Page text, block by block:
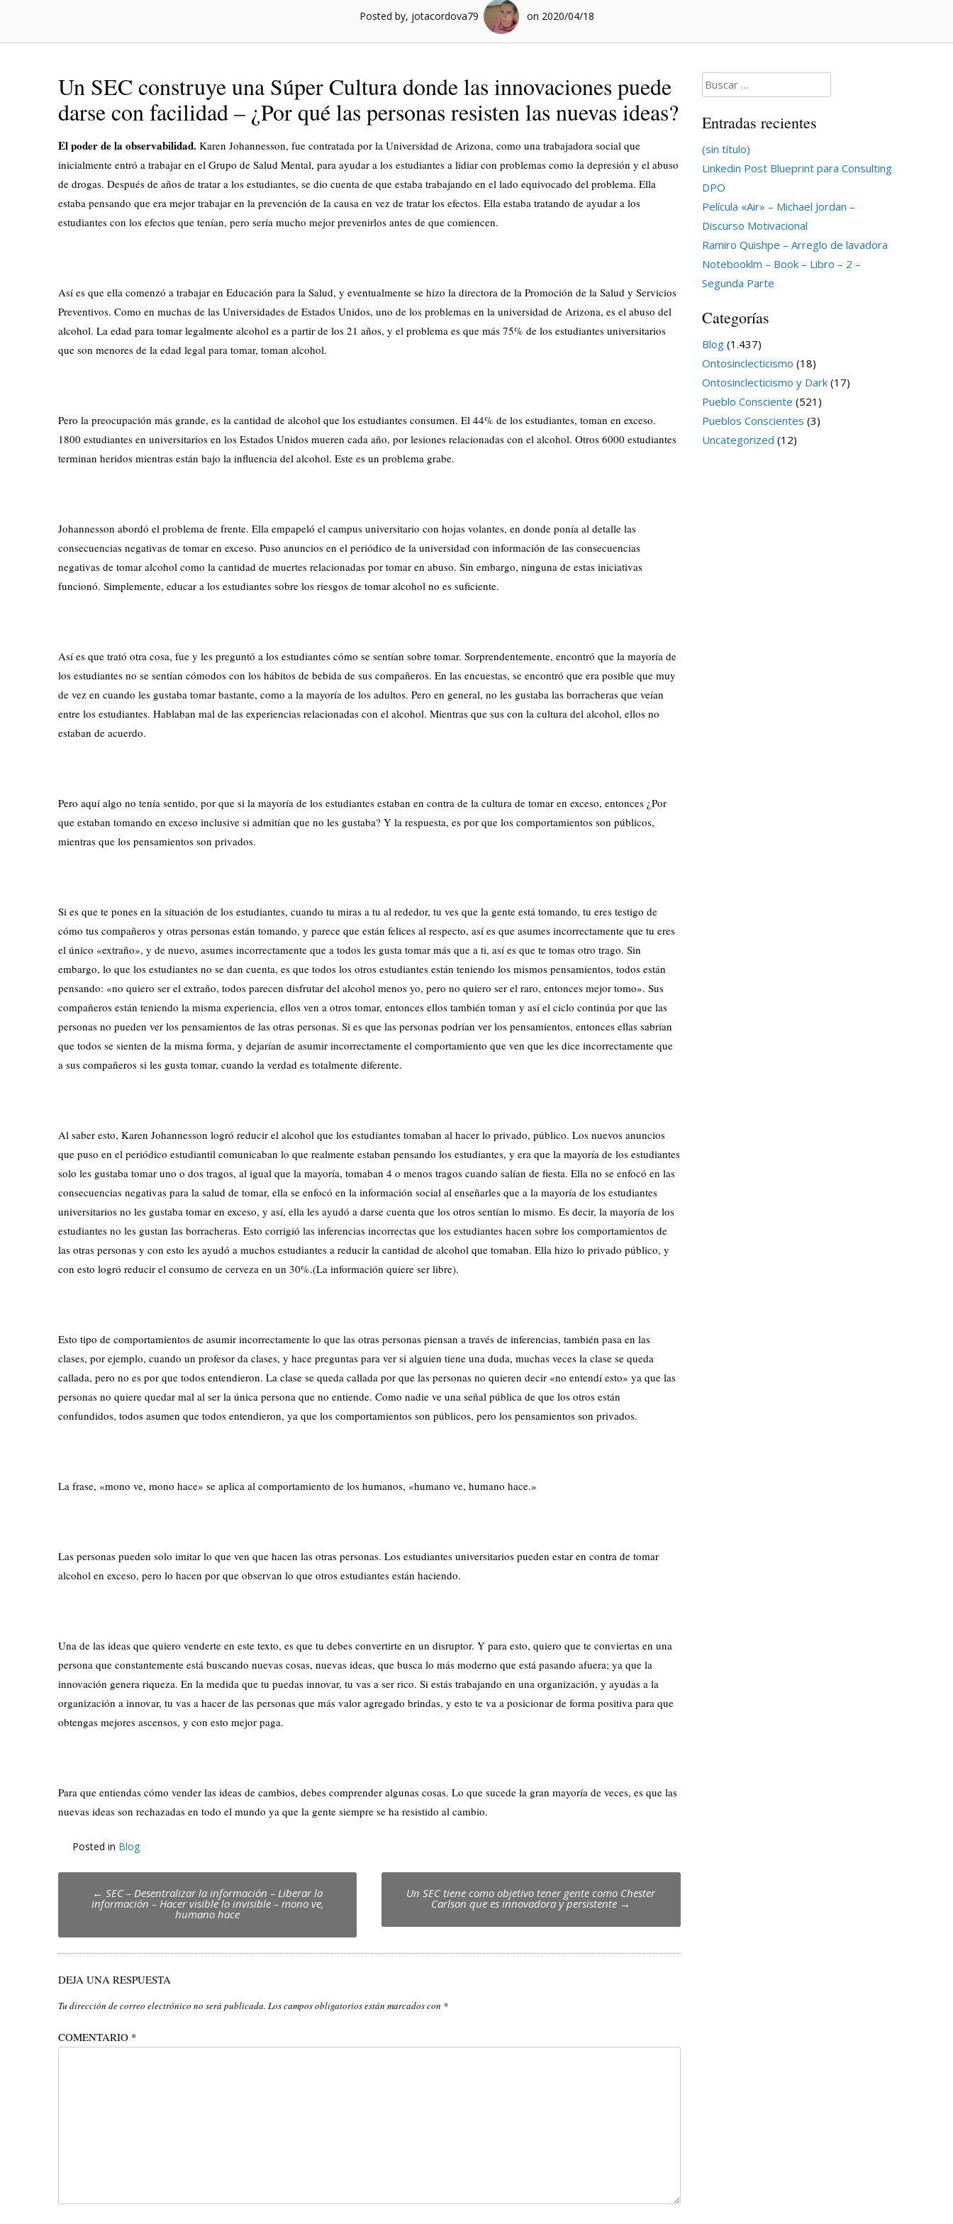
Posted by, jotacordova79 on 2020/04/18
Un SEC construye una Súper Cultura donde las innovaciones puede
darse con facilidad – ¿Por qué las personas resisten las nuevas ideas?
El poder de la observabilidad. Karen Johannesson, fue contratada por la Universidad de Arizona, como una trabajadora social que
inicialmente entró a trabajar en el Grupo de Salud Mental, para ayudar a los estudiantes a lidiar con problemas como la depresión y el abuso
de drogas. Después de años de tratar a los estudiantes, se dio cuenta de que estaba trabajando en el lado equivocado del problema. Ella
estaba pensando que era mejor trabajar en la prevención de la causa en vez de tratar los efectos. Ella estaba tratando de ayudar a los
estudiantes con los efectos que tenían, pero sería mucho mejor prevenirlos antes de que comiencen.
Así es que ella comenzó a trabajar en Educación para la Salud, y eventualmente se hizo la directora de la Promoción de la Salud y Servicios
Preventivos. Como en muchas de las Universidades de Estados Unidos, uno de los problemas en la universidad de Arizona, es el abuso del
alcohol. La edad para tomar legalmente alcohol es a partir de los 21 años, y el problema es que más 75% de los estudiantes universitarios
que son menores de la edad legal para tomar, toman alcohol.
Pero la preocupación más grande, es la cantidad de alcohol que los estudiantes consumen. El 44% de los estudiantes, toman en exceso.
1800 estudiantes en universitarios en los Estados Unidos mueren cada año, por lesiones relacionadas con el alcohol. Otros 6000 estudiantes
terminan heridos mientras están bajo la influencia del alcohol. Este es un problema grabe.
Johannesson abordó el problema de frente. Ella empapeló el campus universitario con hojas volantes, en donde ponía al detalle las
consecuencias negativas de tomar en exceso. Puso anuncios en el periódico de la universidad con información de las consecuencias
negativas de tomar alcohol como la cantidad de muertes relacionadas por tomar en abuso. Sin embargo, ninguna de estas iniciativas
funcionó. Simplemente, educar a los estudiantes sobre los riesgos de tomar alcohol no es suficiente.
Así es que trató otra cosa, fue y les preguntó a los estudiantes cómo se sentían sobre tomar. Sorprendentemente, encontró que la mayoría de
los estudiantes no se sentían cómodos con los hábitos de bebida de sus compañeros. En las encuestas, se encontró que era posible que muy
de vez en cuando les gustaba tomar bastante, como a la mayoría de los adultos. Pero en general, no les gustaba las borracheras que veían
entre los estudiantes. Hablaban mal de las experiencias relacionadas con el alcohol. Mientras que sus con la cultura del alcohol, ellos no
estaban de acuerdo.
Pero aquí algo no tenía sentido, por que si la mayoría de los estudiantes estaban en contra de la cultura de tomar en exceso, entonces ¿Por
que estaban tomando en exceso inclusive si admitían que no les gustaba? Y la respuesta, es por que los comportamientos son públicos,
mientras que los pensamientos son privados.
Si es que te pones en la situación de los estudiantes, cuando tu miras a tu al rededor, tu ves que la gente está tomando, tu eres testigo de
cómo tus compañeros y otras personas están tomando, y parece que están felices al respecto, así es que asumes incorrectamente que tu eres
el único «extraño», y de nuevo, asumes incorrectamente que a todos les gusta tomar más que a ti, así es que te tomas otro trago. Sin
embargo, lo que los estudiantes no se dan cuenta, es que todos los otros estudiantes están teniendo los mismos pensamientos, todos están
pensando: «no quiero ser el extraño, todos parecen disfrutar del alcohol menos yo, pero no quiero ser el raro, entonces mejor tomo». Sus
compañeros están teniendo la misma experiencia, ellos ven a otros tomar, entonces ellos también toman y así el ciclo continúa por que las
personas no pueden ver los pensamientos de las otras personas. Si es que las personas podrían ver los pensamientos, entonces ellas sabrían
que todos se sienten de la misma forma, y dejarían de asumir incorrectamente el comportamiento que ven que les dice incorrectamente que
a sus compañeros si les gusta tomar, cuando la verdad es totalmente diferente.
Al saber esto, Karen Johannesson logró reducir el alcohol que los estudiantes tomaban al hacer lo privado, público. Los nuevos anuncios
que puso en el periódico estudiantil comunicaban lo que realmente estaban pensando los estudiantes, y era que la mayoría de los estudiantes
solo les gustaba tomar uno o dos tragos, al igual que la mayoría, tomaban 4 o menos tragos cuando salían de fiesta. Ella no se enfocó en las
consecuencias negativas para la salud de tomar, ella se enfocó en la información social al enseñarles que a la mayoría de los estudiantes
universitarios no les gustaba tomar en exceso, y así, ella les ayudó a darse cuenta que los otros sentían lo mismo. Es decir, la mayoría de los
estudiantes no les gustan las borracheras. Esto corrigió las inferencias incorrectas que los estudiantes hacen sobre los comportamientos de
las otras personas y con esto les ayudó a muchos estudiantes a reducir la cantidad de alcohol que tomaban. Ella hizo lo privado público, y
con esto logró reducir el consumo de cerveza en un 30%.(La información quiere ser libre).
Esto tipo de comportamientos de asumir incorrectamente lo que las otras personas piensan a través de inferencias, también pasa en las
clases, por ejemplo, cuando un profesor da clases, y hace preguntas para ver si alguien tiene una duda, muchas veces la clase se queda
callada, pero no es por que todos entendieron. La clase se queda callada por que las personas no quieren decir «no entendí esto» ya que las
personas no quiere quedar mal al ser la única persona que no entiende. Como nadie ve una señal pública de que los otros están
confundidos, todos asumen que todos entendieron, ya que los comportamientos son públicos, pero los pensamientos son privados.
La frase, «mono ve, mono hace» se aplica al comportamiento de los humanos, «humano ve, humano hace.»
Las personas pueden solo imitar lo que ven que hacen las otras personas. Los estudiantes universitarios pueden estar en contra de tomar
alcohol en exceso, pero lo hacen por que observan lo que otros estudiantes están haciendo.
Una de las ideas que quiero venderte en este texto, es que tu debes convertirte en un disruptor. Y para esto, quiero que te conviertas en una
persona que constantemente está buscando nuevas cosas, nuevas ideas, que busca lo más moderno que está pasando afuera; ya que la
innovación genera riqueza. En la medida que tu puedas innovar, tu vas a ser rico. Si estás trabajando en una organización, y ayudas a la
organización a innovar, tu vas a hacer de las personas que más valor agregado brindas, y esto te va a posicionar de forma positiva para que
obtengas mejores ascensos, y con esto mejor paga.
Para que entiendas cómo vender las ideas de cambios, debes comprender algunas cosas. Lo que sucede la gran mayoría de veces, es que las
nuevas ideas son rechazadas en todo el mundo ya que la gente siempre se ha resistido al cambio.
Posted in Blog
Post
navigation
← SEC – Desentralizar la información – Liberar la
información – Hacer visible lo invisible – mono ve,
humano hace
Un SEC tiene como objetivo tener gente como Chester
Carlson que es innovadora y persistente →
DEJA UNA RESPUESTA
Tu dirección de correo electrónico no será publicada. Los campos obligatorios están marcados con *
COMENTARIO *
Buscar:
Entradas recientes
(sin título)
Linkedin Post Blueprint para Consulting
DPO
Película «Air» – Michael Jordan –
Discurso Motivacional
Ramiro Quishpe – Arreglo de lavadora
Notebooklm – Book – Libro – 2 –
Segunda Parte
Categorías
Blog(1.437)
Ontosinclecticismo (18)
Ontosinclecticismo y Dark(17)
Pueblo Consciente (521)
Pueblos Conscientes (3)
Uncategorized (12)